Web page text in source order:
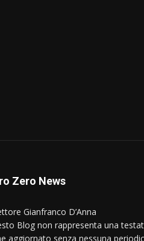
Zero News
Gianfranco D’Anna
Blog non rappresenta una
aggiornato senza nessuna